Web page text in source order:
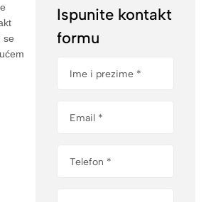
se
Ispunite kontakt
formu